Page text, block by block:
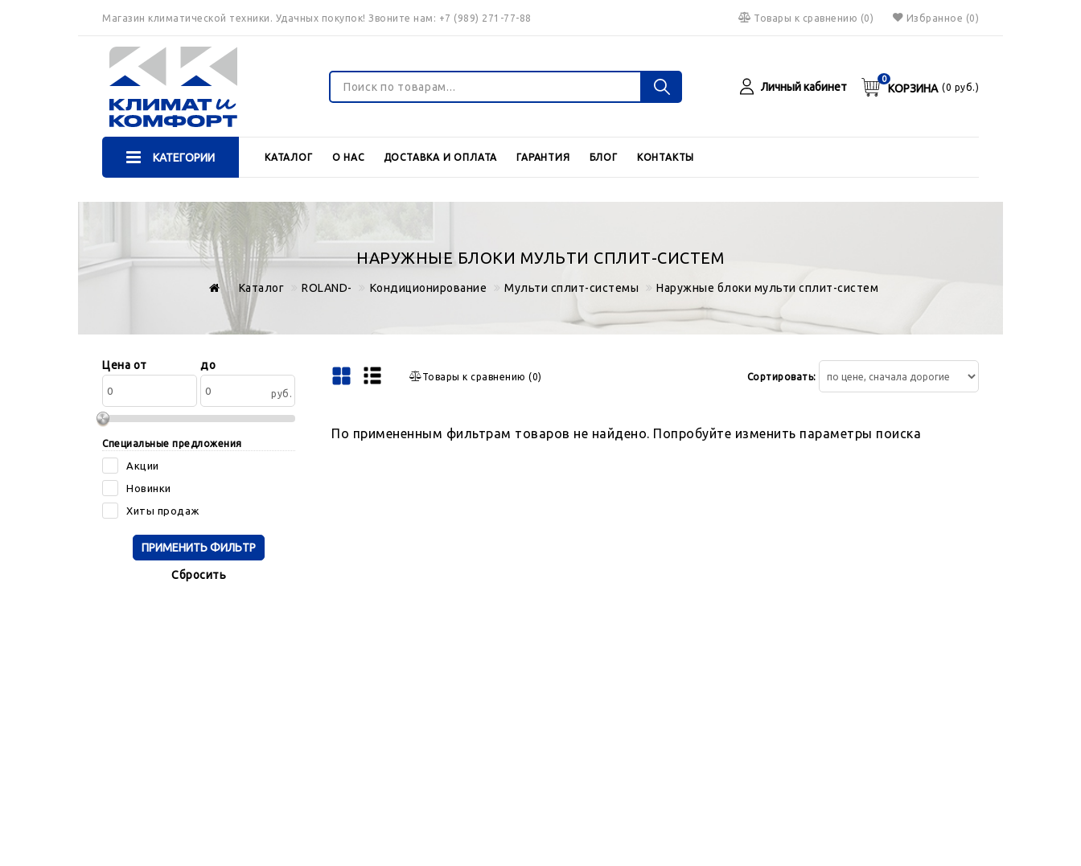
Магазин климатической техники. Удачных покупок! Звоните нам: +7 (989) 271-77-88 Товары к сравнению (0) Избранное (0)
Личный кабинет КОРЗИНА
0
(0 руб.)
КАТЕГОРИИ КАТАЛОГ О НАС ДОСТАВКА И ОПЛАТА ГАРАНТИЯ БЛОГ КОНТАКТЫ
НАРУЖНЫЕ БЛОКИ МУЛЬТИ СПЛИТ-СИСТЕМ
Каталог ROLAND- Кондиционирование Мульти сплит-системы Наружные блоки мульти сплит-систем
Сортировать
по:
Цена от до
руб.
Специальные предложения
Акции
Новинки
Хиты продаж
Cбросить
Товары к сравнению (0) Сортировать:
По примененным фильтрам товаров не найдено. Попробуйте изменить параметры поиска